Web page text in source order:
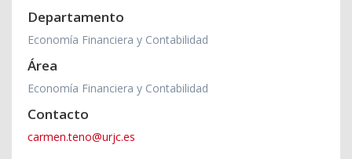
Departamento
Economía Financiera y Contabilidad
Área
Economía Financiera y Contabilidad
Contacto
carmen.teno@urjc.es